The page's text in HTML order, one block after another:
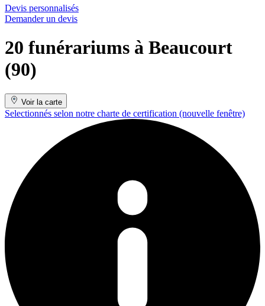
Devis personnalisés
Demander un devis
20 funérariums à Beaucourt
(90)
Voir la carte
Selectionnés selon notre charte de certification (nouvelle fenêtre)